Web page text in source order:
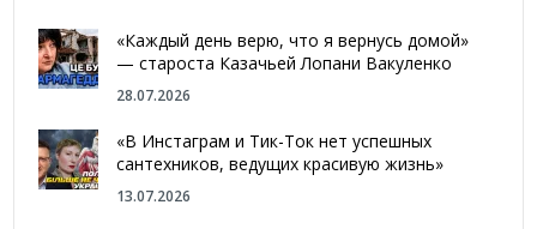
«Каждый день верю, что я вернусь домой»
— староста Казачьей Лопани Вакуленко
28.07.2026
«В Инстаграм и Тик-Ток нет успешных
сантехников, ведущих красивую жизнь»
13.07.2026